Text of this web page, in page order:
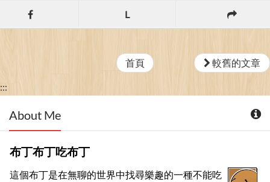
L
首頁 較舊的文章
:::
About Me
布丁布丁吃布丁
這個布丁是在無聊的世界中找尋樂趣的一種不能吃